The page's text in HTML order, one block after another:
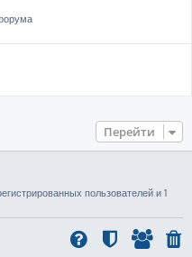
Перейти
пользователей и 1